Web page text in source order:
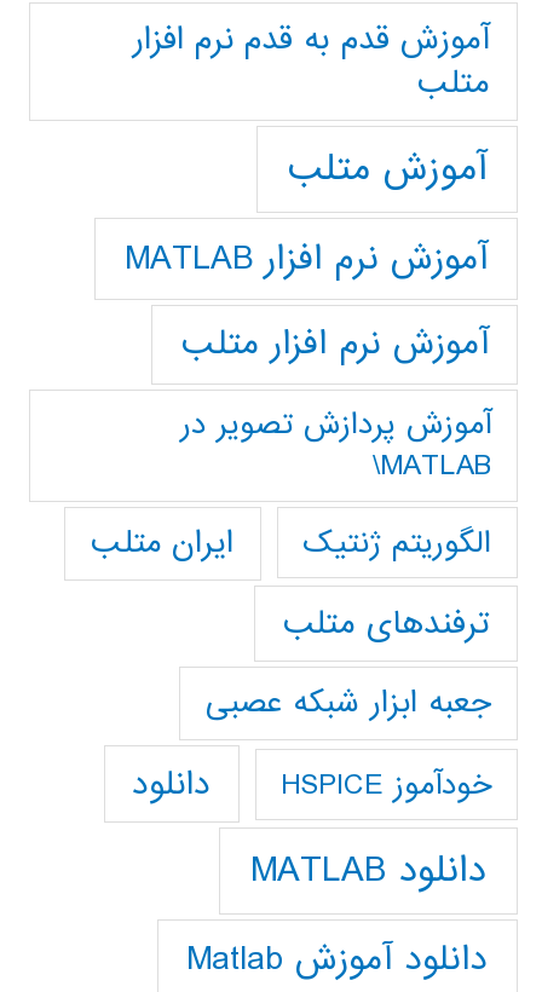
آموزش قدم به قدم نرم افزار
متلب
آموزش متلب
آموزش نرم افزار MATLAB
آموزش نرم افزار متلب
آموزش پردازش تصوير در
MATLAB\
الگوریتم ژنتیک
ایران متلب
ترفندهای متلب
جعبه ابزار شبکه عصبی
خودآموز HSPICE دانلود
دانلود MATLAB
دانلود آموزش Matlab